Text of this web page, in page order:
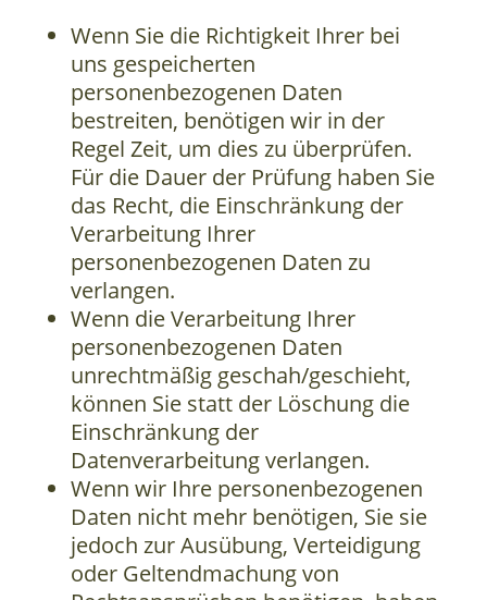
Wenn Sie die Richtigkeit Ihrer bei
uns gespeicherten
personenbezogenen Daten
bestreiten, benötigen wir in der
Regel Zeit, um dies zu überprüfen.
Für die Dauer der Prüfung haben Sie
das Recht, die Einschränkung der
Verarbeitung Ihrer
personenbezogenen Daten zu
verlangen.
Wenn die Verarbeitung Ihrer
personenbezogenen Daten
unrechtmäßig geschah/geschieht,
können Sie statt der Löschung die
Einschränkung der
Datenverarbeitung verlangen.
Wenn wir Ihre personenbezogenen
Daten nicht mehr benötigen, Sie sie
jedoch zur Ausübung, Verteidigung
oder Geltendmachung von